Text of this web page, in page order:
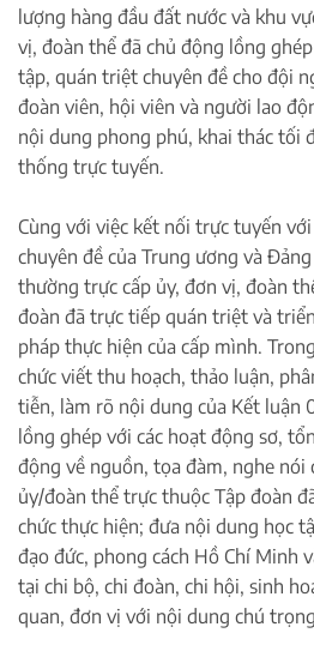
lượng hàng đầu đất nước và khu
vị, đoàn thể đã chủ động lồng
tập, quán triệt chuyên đề cho đội
đoàn viên, hội viên và người lao
nội dung phong phú, khai thác tối
thống trực tuyến.
Cùng với việc kết nối trực tuyến
chuyên đề của Trung ương và
thường trực cấp ủy, đơn vị, đoàn
đoàn đã trực tiếp quán triệt và
pháp thực hiện của cấp mình.
chức viết thu hoạch, thảo luận,
tiễn, làm rõ nội dung của Kết luận
lồng ghép với các hoạt động sơ,
động về nguồn, tọa đàm, nghe nói
ủy/đoàn thể trực thuộc Tập đoàn
chức thực hiện; đưa nội dung học
đạo đức, phong cách Hồ Chí Minh
tại chi bộ, chi đoàn, chi hội, sinh
quan, đơn vị với nội dung chú